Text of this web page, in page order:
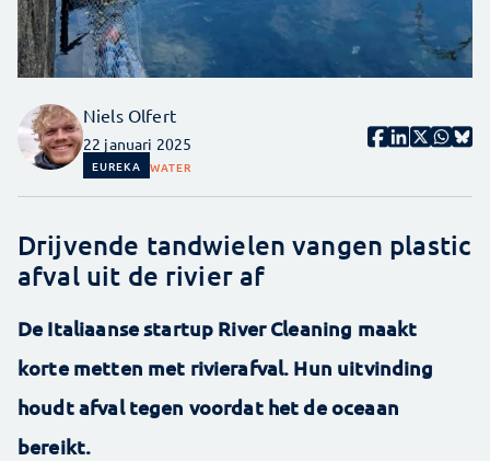
Niels Olfert
22 januari 2025
EUREKA WATER
Drijvende tandwielen vangen plastic
afval uit de rivier af
De Italiaanse startup River Cleaning maakt
korte metten met rivierafval. Hun uitvinding
houdt afval tegen voordat het de oceaan
bereikt.